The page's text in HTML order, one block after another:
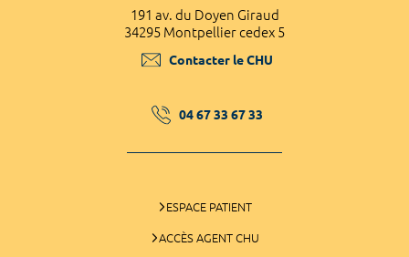
191 av. du Doyen Giraud
34295 Montpellier cedex 5
Contacter le CHU
04 67 33 67 33
ESPACE PATIENT
ACCÈS AGENT CHU